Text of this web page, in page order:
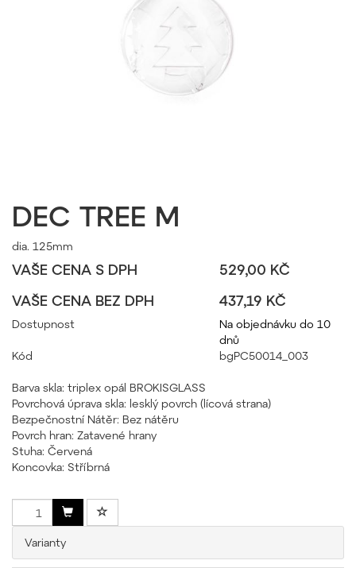
DEC TREE M
dia. 125mm
VAŠE CENA S DPH
529,00 KČ
VAŠE CENA BEZ DPH
437,19 KČ
Dostupnost
Na objednávku do 10
dnů
Kód
bgPC50014_003
Barva skla: triplex opál BROKISGLASS
Povrchová úprava skla: lesklý povrch (lícová strana)
Bezpečnostní Nátěr: Bez nátěru
Povrch hran: Zatavené hrany
Stuha: Červená
Koncovka: Stříbrná
Varianty